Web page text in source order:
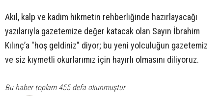
Akıl, kalp ve kadim hikmetin rehberliğinde hazırlayacağı
yazılarıyla gazetemize değer katacak olan Sayın İbrahim
Kılınç’a "hoş geldiniz" diyor; bu yeni yolculuğun gazetemiz
ve siz kıymetli okurlarımız için hayırlı olmasını diliyoruz.
Bu haber toplam 455 defa okunmuştur